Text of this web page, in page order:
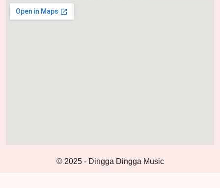
© 2025 - Dingga Dingga Music